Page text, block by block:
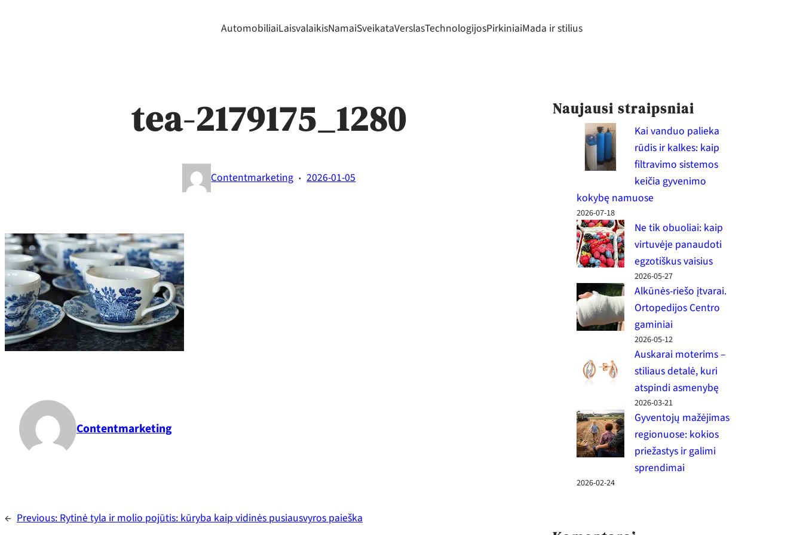
AutomobiliaiLaisvalaikisNamaiSveikataVerslasTechnologijosPirkiniaiMada ir stilius
tea-2179175_1280
Contentmarketing · 2026-01-05
Contentmarketing
← Previous:Rytinė tyla ir molio pojūtis: kūryba kaip vidinės pusiausvyros paieška
Naujausi straipsniai
Kai vanduo palieka
rūdis ir kalkes: kaip
filtravimo sistemos
keičia gyvenimo
kokybę namuose
2026-07-18
Ne tik obuoliai: kaip
virtuvėje panaudoti
egzotiškus vaisius
2026-05-27
Alkūnės-riešo įtvarai.
Ortopedijos Centro
gaminiai
2026-05-12
Auskarai moterims –
stiliaus detalė, kuri
atspindi asmenybę
2026-03-21
Gyventojų mažėjimas
regionuose: kokios
priežastys ir galimi
sprendimai
2026-02-24